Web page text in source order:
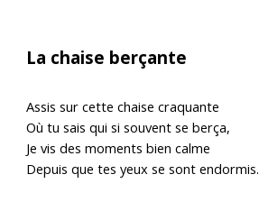
La chaise berçante
Assis sur cette chaise craquante
Où tu sais qui si souvent se berça,
Je vis des moments bien calme
Depuis que tes yeux se sont endormis.